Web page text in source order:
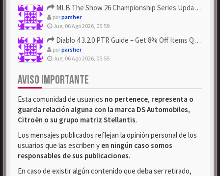
MLB The Show 26 Championship Series Update! Get Cheap & ...
porparsher
Jue, 06 Ago 2026, 05:59
Diablo 4 3.2.0 PTR Guide – Get 8% Off Items Quickly to Test ...
porparsher
Jue, 06 Ago 2026, 05:55
AVISO IMPORTANTE
Esta comunidad de usuarios no pertenece, representa o
guarda relación alguna con la marca DS Automobiles,
Citroën o su grupo matriz Stellantis.
Los mensajes publicados reflejan la opinión personal de los
usuarios que las escriben y en ningún caso somos
responsables de sus publicaciones.
En caso de existir algún contenido que deba ser retirado,